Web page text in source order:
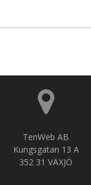
TenWeb AB
Kungsgatan 13 A
352 31 VÄXJÖ